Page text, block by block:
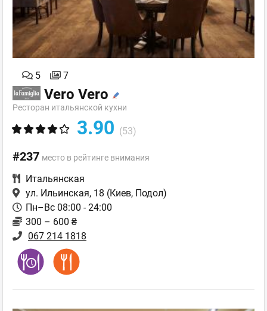
5 7
Vero Vero
Ресторан итальянской кухни
3.90 (53)
#237 место в рейтинге внимания
Итальянская
ул. Ильинская, 18 (Киев, Подол)
Пн–Вс 08:00 - 24:00
300 – 600 ₴
067 214 1818